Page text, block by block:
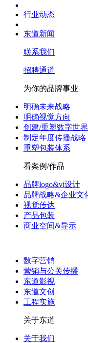
行业动态
东道新闻
联系我们
招聘通道
为你的品牌事业
明确未来战略
明确视觉方向
创建/重塑数字世界
制定年度传播战略
重塑包装体系
看案例/作品
品牌logo&vi设计
品牌战略&企业文
视觉传达
产品包装
商业空间&导示
数字营销
营销与公关传播
东道影视
东道文创
工程实施
关于东道
关于我们